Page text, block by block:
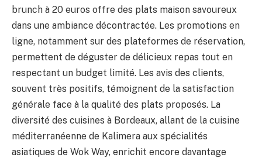
brunch à 20 euros offre des plats maison savoureux
dans une ambiance décontractée. Les promotions en
ligne, notamment sur des plateformes de réservation,
permettent de déguster de délicieux repas tout en
respectant un budget limité. Les avis des clients,
souvent très positifs, témoignent de la satisfaction
générale face à la qualité des plats proposés. La
diversité des cuisines à Bordeaux, allant de la cuisine
méditerranéenne de Kalimera aux spécialités
asiatiques de Wok Way, enrichit encore davantage